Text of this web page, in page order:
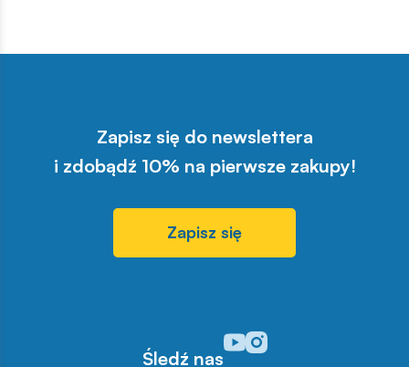
Zapisz się do newslettera
i zdobądź 10% na pierwsze zakupy!
Zapisz się
Śledź nas
Odwiedź nasz profil w
Odwiedź nasz profil w